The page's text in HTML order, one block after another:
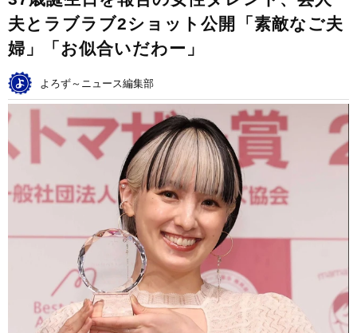
夫とラブラブ2ショット公開「素敵なご夫
婦」「お似合いだわー」
よろず～ニュース編集部